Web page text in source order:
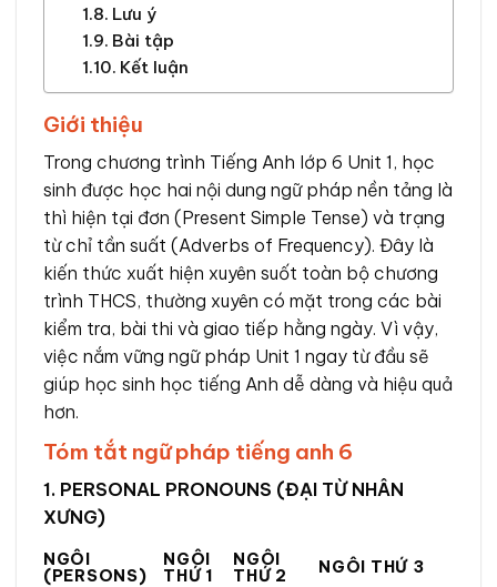
Lưu ý
Bài tập
Kết luận
Giới thiệu
Trong chương trình Tiếng Anh lớp 6 Unit 1, học
sinh được học hai nội dung ngữ pháp nền tảng là
thì hiện tại đơn (Present Simple Tense) và trạng
từ chỉ tần suất (Adverbs of Frequency). Đây là
kiến thức xuất hiện xuyên suốt toàn bộ chương
trình THCS, thường xuyên có mặt trong các bài
kiểm tra, bài thi và giao tiếp hằng ngày. Vì vậy,
việc nắm vững ngữ pháp Unit 1 ngay từ đầu sẽ
giúp học sinh học tiếng Anh dễ dàng và hiệu quả
hơn.
Tóm tắt ngữ pháp tiếng anh 6
1. PERSONAL PRONOUNS (ĐẠI TỪ NHÂN
XƯNG)
NGÔI
(PERSONS)
NGÔI
THỨ 1
NGÔI
THỨ 2
NGÔI THỨ 3